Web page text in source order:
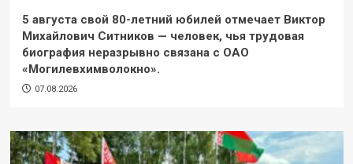
5 августа свой 80-летний юбилей отмечает Виктор
Михайлович Ситников — человек, чья трудовая
биография неразрывно связана с ОАО
«Могилевхимволокно».
07.08.2026